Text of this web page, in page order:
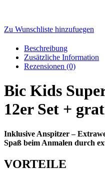
Zu Wunschliste hinzufuegen
Beschreibung
Zusätzliche Information
Rezensionen (0)
Bic Kids
12er Set +
Inklusive Anspitzer –
Spaß beim Anmalen durch
VORTEILE